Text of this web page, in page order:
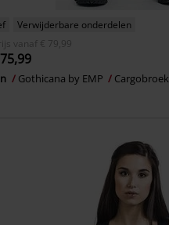
Verwijderbare onderdelen
vanaf € 79,99
Gothicana by EMP Cargobroek